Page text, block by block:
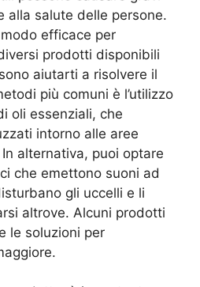
alla salute delle persone.
efficace per
prodotti disponibili
aiutarti a risolvere il
più comuni è l’utilizzo
oli essenziali, che
intorno alle aree
alternativa, puoi optare
che emettono suoni ad
gli uccelli e li
altrove. Alcuni prodotti
le soluzioni per